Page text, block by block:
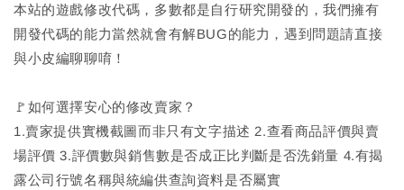
本站的遊戲修改代碼，多數都是自行研究開發的，我們擁有
開發代碼的能力當然就會有解BUG的能力，遇到問題請直接
與小皮編聊聊唷！
🚩如何選擇安心的修改賣家？
1.賣家提供實機截圖而非只有文字描述 2.查看商品評價與賣
場評價 3.評價數與銷售數是否成正比判斷是否洗銷量 4.有揭
露公司行號名稱與統編供查詢資料是否屬實